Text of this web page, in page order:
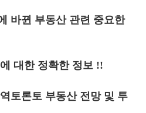
바뀐 부동산 관련 중요한
대한 정확한 정보 !!
토론토 부동산 전망 및 투